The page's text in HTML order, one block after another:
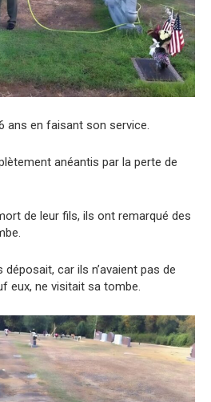
ans en faisant son service.
anéantis par la perte de
de leur fils, ils ont remarqué des
car ils n’avaient pas de
eux, ne visitait sa tombe.